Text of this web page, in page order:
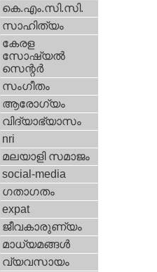
കെ.എം.സി.സി.
സാഹിത്യം
കേരള
സോഷ്യല്‍
സെന്റര്‍
സംഗീതം
ആരോഗ്യം
വിദ്യാഭ്യാസം
nri
മലയാളി സമാജം
social-media
ഗതാഗതം
expat
ജീവകാരുണ്യം
മാധ്യമങ്ങള്‍
വ്യവസായം